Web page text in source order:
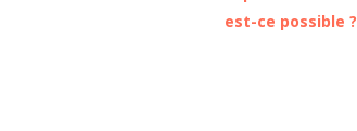
est-ce possible ?